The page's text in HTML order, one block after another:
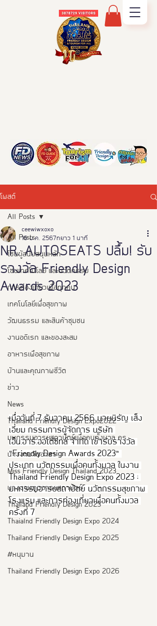
โพสต์
All Posts
โซนผู้สนับสนุนหลัก
โซนเทคโนโลยี และนวัตกรรม
การท่องเที่ยวเพื่อทุกคน
เทคโนโลยีเพื่อสุขภาพ
วัฒนธรรม และสินค้าชุมชน
งานอดิเรก และของสะสม
อาหารเพือสุขภาพ
บ้านและคุณภาพชีวิต
ข่าว
News
Thailand Friendly Design Expo2022
มหกรรมอารยสถาปัตย์เพื่อคนทั้งมวล คร
นางงามจิตอาสา
Miss Friendly Design Thailand 2023
นางงามฑูตอารยสถาปัตย์
Thailand Friendly Design 2023
Thaialnd Friendly Design Expo 2024
Thailand Friendly Design Expo 2025
#หนุมาน
Thailand Friendly Design Expo 2026
All Posts
NR. AUTOSEATS ปลื้ม! รับ
รางวัล Friendly Design
Awards 2023
ceewiwxoxo
16 ม.ค. 2567
ยาว 1 นาที
เมื่อวันที่ 7 ธันวาคม 2566 นายนิรัญ เส็ง
เอี่ยม กรรมการผู้จัดการ บริษัท
เอ็น.อาร์.ออโต้ซีทส์ จำกัด เข้ารับรางวัล
“Friendly Design Awards 2023”
ประเภท นวัตกรรมเพื่อคนทั้งมวล ในงาน
Thailand Friendly Design Expo 2023 :
มหกรรมอารยสถาปัตย์ นวัตกรรมสุขภาพ
โรงแรม และการท่องเที่ยวเพื่อคนทั้งมวล
ครั้งที่ 7